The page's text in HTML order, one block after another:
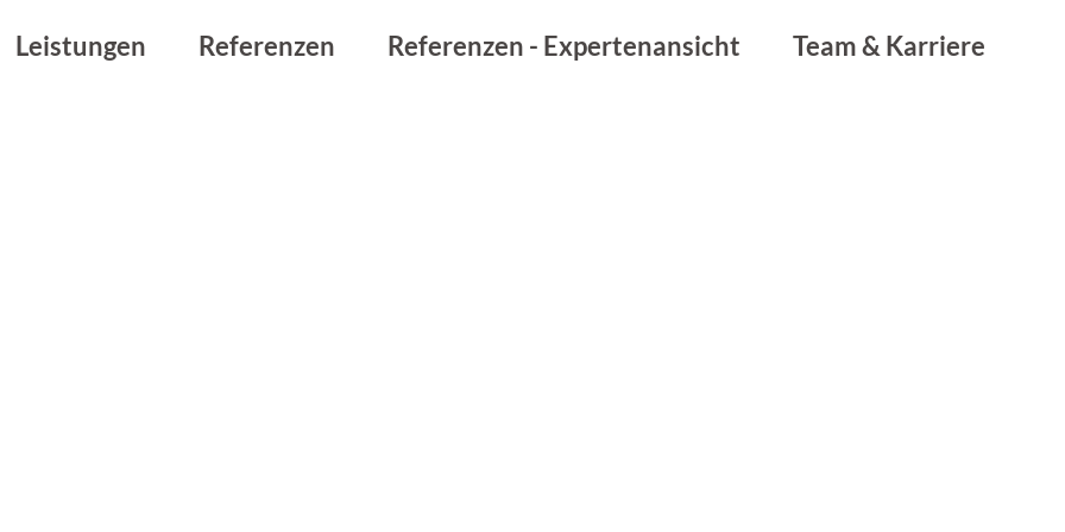
Leistungen Referenzen Referenzen - Expertenansicht Team & Karriere